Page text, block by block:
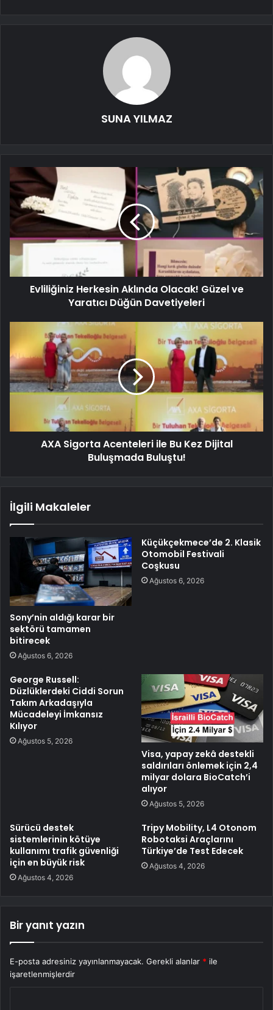
SUNA YILMAZ
Evliliğiniz Herkesin Aklında Olacak! Güzel ve
Yaratıcı Düğün Davetiyeleri
AXA Sigorta Acenteleri ile Bu Kez Dijital
Buluşmada Buluştu!
İlgili Makaleler
Sony’nin aldığı karar bir
sektörü tamamen
bitirecek
Ağustos 6, 2026
Küçükçekmece’de 2. Klasik
Otomobil Festivali
Coşkusu
Ağustos 6, 2026
George Russell:
Düzlüklerdeki Ciddi Sorun
Takım Arkadaşıyla
Mücadeleyi İmkansız
Kılıyor
Ağustos 5, 2026
Visa, yapay zekâ destekli
saldırıları önlemek için 2,4
milyar dolara BioCatch’i
alıyor
Ağustos 5, 2026
Sürücü destek
sistemlerinin kötüye
kullanımı trafik güvenliği
için en büyük risk
Ağustos 4, 2026
Tripy Mobility, L4 Otonom
Robotaksi Araçlarını
Türkiye’de Test Edecek
Ağustos 4, 2026
Bir yanıt yazın
E-posta adresiniz yayınlanmayacak. Gerekli alanlar * ile
işaretlenmişlerdir